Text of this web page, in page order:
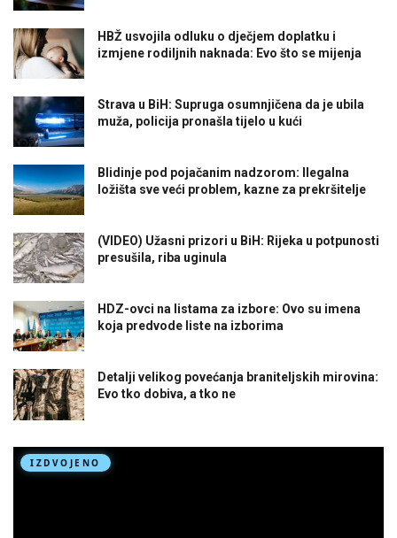
HBŽ usvojila odluku o dječjem doplatku i
izmjene rodiljnih naknada: Evo što se mijenja
Strava u BiH: Supruga osumnjičena da je ubila
muža, policija pronašla tijelo u kući
Blidinje pod pojačanim nadzorom: Ilegalna
ložišta sve veći problem, kazne za prekršitelje
(VIDEO) Užasni prizori u BiH: Rijeka u potpunosti
presušila, riba uginula
HDZ-ovci na listama za izbore: Ovo su imena
koja predvode liste na izborima
Detalji velikog povećanja braniteljskih mirovina:
Evo tko dobiva, a tko ne